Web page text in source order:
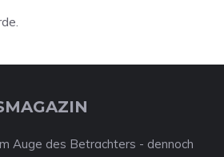
Auge des Betrachters - dennoch